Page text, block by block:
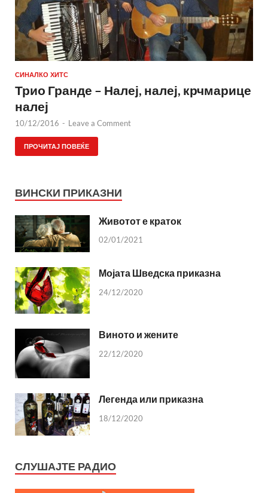
СИНАЛКО ХИТС
Трио Гранде – Налеј, налеј, крчмарице
налеј
10/12/2016 - Leave a Comment
ПРОЧИТАЈ ПОВЕЌЕ
ВИНСКИ ПРИКАЗНИ
Животот е краток
02/01/2021
Мојата Шведска приказна
24/12/2020
Виното и жените
22/12/2020
Легенда или приказна
18/12/2020
СЛУШАЈТЕ РАДИО